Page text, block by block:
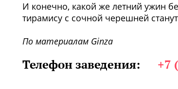
И конечно, какой же летний ужин
тирамису с сочной черешней
По материалам Ginza
Телефон заведения: +7